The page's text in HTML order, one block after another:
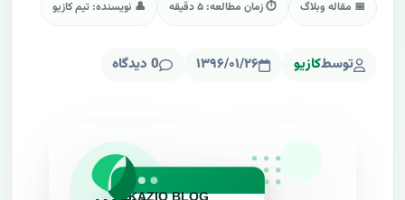
📅 مقاله وبلاگ ⏱ زمان مطالعه: ۵ دقیقه 👤 نویسنده: تیم کازیو
توسطکازیو ۱۳۹۶/۰۱/۲۶ 0 دیدگاه